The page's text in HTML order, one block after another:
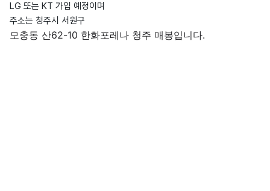
LG 또는 KT 가입 예정이며
주소는 청주시 서원구
모충동 산62-10 한화포레나 청주 매봉입니다.